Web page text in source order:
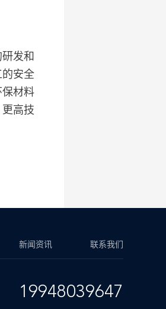
发和
安全
材料
高技
新闻资讯 联系我们
19948039647